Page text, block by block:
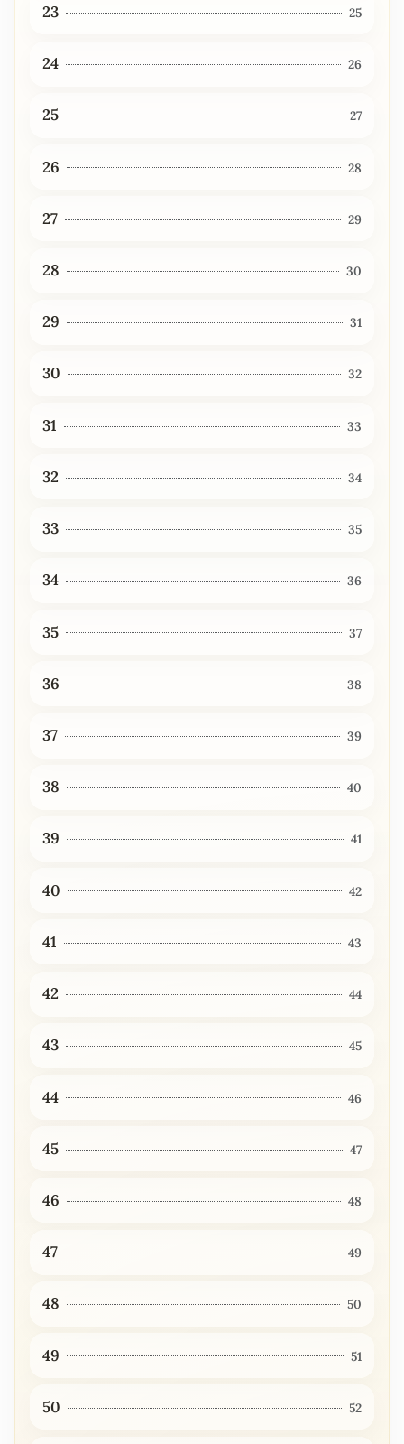
23 25
24 26
25 27
26 28
27 29
28 30
29 31
30 32
31 33
32 34
33 35
34 36
35 37
36 38
37 39
38 40
39 41
40 42
41 43
42 44
43 45
44 46
45 47
46 48
47 49
48 50
49 51
50 52